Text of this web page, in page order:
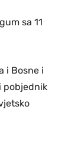
sa 11
i Bosne i
pobjednik